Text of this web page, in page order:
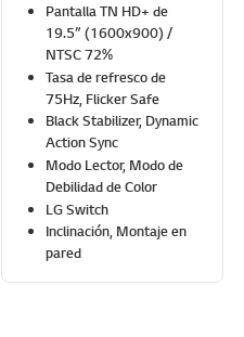
Pantalla TN HD+ de
19.5” (1600x900) /
NTSC 72%
Tasa de refresco de
75Hz, Flicker Safe
Black Stabilizer, Dynamic
Action Sync
Modo Lector, Modo de
Debilidad de Color
LG Switch
Inclinación, Montaje en
pared